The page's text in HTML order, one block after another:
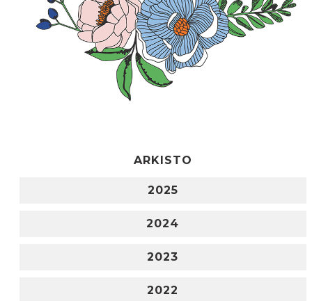
ARKISTO
2025
2024
2023
2022